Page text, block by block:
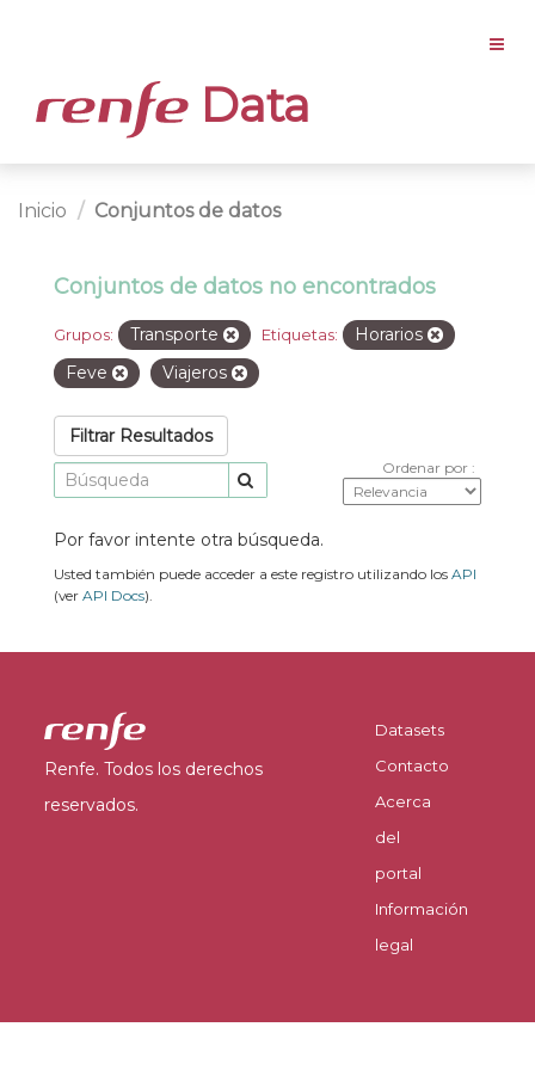
Data
Inicio Conjuntos de datos
Conjuntos de datos no encontrados
Grupos: Transporte Etiquetas:
Horarios
Feve
Viajeros
Filtrar Resultados
Ordenar por
Por favor intente otra búsqueda.
Usted también puede acceder a este registro utilizando los API
(ver API Docs).
Renfe. Todos los derechos
reservados.
Datasets
Contacto
Acerca
del
portal
Información
legal